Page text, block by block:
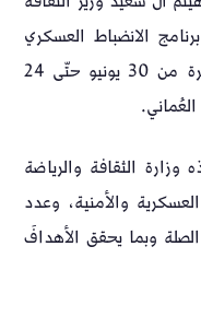
الانضباط العسكري
الذي تستضيفه محافظة ظفار في الفترة من 30 يونيو حتّى 24
الثقافة والرياضة
والأمنية، وعدد
وبما يحقق الأهدافَ